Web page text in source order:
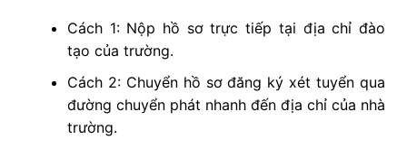
Cách 1: Nộp hồ sơ trực tiếp tại địa chỉ đào
tạo của trường.
Cách 2: Chuyển hồ sơ đăng ký xét tuyển qua
đường chuyển phát nhanh đến địa chỉ của nhà
trường.